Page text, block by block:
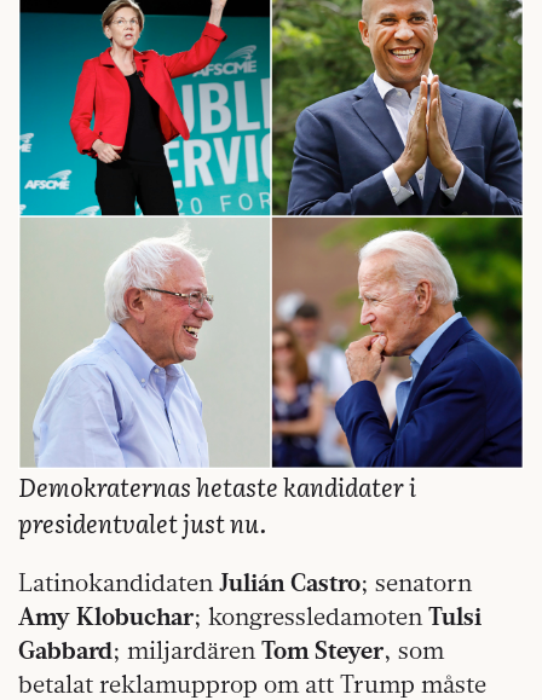
Demokraternas hetaste kandidater i
presidentvalet just nu.
Latinokandidaten Julián Castro; senatorn
Amy Klobuchar; kongressledamoten Tulsi
Gabbard; miljardären Tom Steyer, som
betalat reklamupprop om att Trump måste